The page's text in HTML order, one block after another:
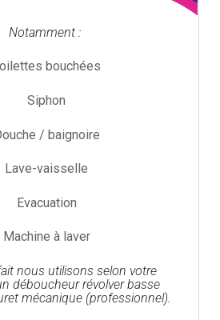
Notamment :
bouchées
Siphon
/ baignoire
Lave-vaisselle
Evacuation
Machine à laver
nous utilisons selon votre
déboucheur révolver basse
mécanique (professionnel).